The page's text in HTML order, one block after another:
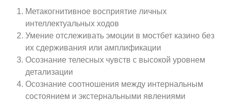
Метакогнитивное восприятие личных
интеллектуальных ходов
Умение отслеживать эмоции в мостбет казино без
их сдерживания или амплификации
Осознание телесных чувств с высокой уровнем
детализации
Осознание соотношения между интернальным
состоянием и экстернальными явлениями